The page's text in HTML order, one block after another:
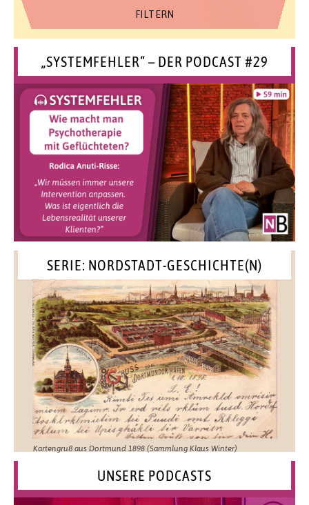
„SYSTEMFEHLER“ – DER PODCAST #29
SERIE: NORDSTADT-GESCHICHTE(N)
Kartengruß aus Dortmund 1898 (Sammlung Klaus Winter)
UNSERE PODCASTS